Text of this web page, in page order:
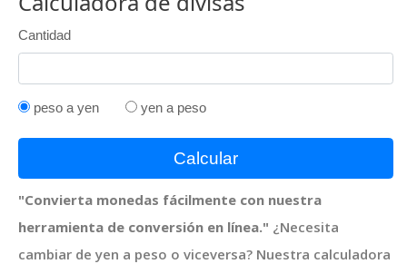
Cantidad
peso a yen yen a peso
Calcular
"Convierta monedas fácilmente con nuestra
herramienta de conversión en línea." ¿Necesita
cambiar de yen a peso o viceversa? Nuestra calculadora